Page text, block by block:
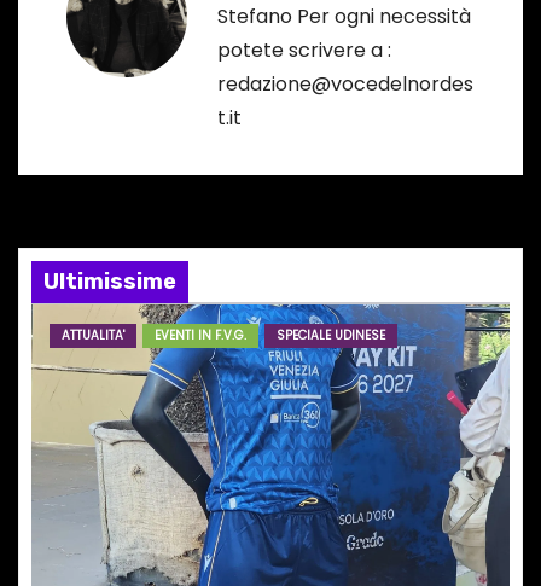
e
a
r
i
c
Stefano Per ogni necessità
potete scrivere a :
redazione@vocedelnordes
t.it
Ultimissime
ATTUALITA' EVENTI IN F.V.G. SPECIALE UDINESE